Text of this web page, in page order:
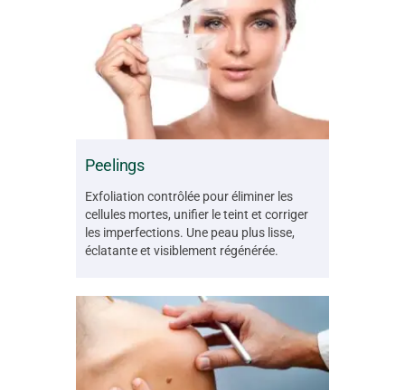
Peelings
Exfoliation contrôlée pour éliminer les
cellules mortes, unifier le teint et corriger
les imperfections. Une peau plus lisse,
éclatante et visiblement régénérée.